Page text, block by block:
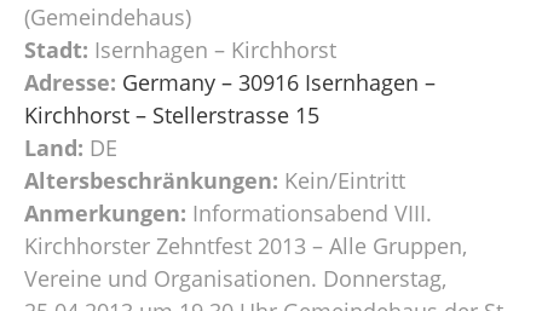
(Gemeindehaus)
Stadt: Isernhagen – Kirchhorst
Adresse: Germany – 30916 Isernhagen –
Kirchhorst – Stellerstrasse 15
Land: DE
Altersbeschränkungen: Kein/Eintritt
Anmerkungen: Informationsabend VIII.
Kirchhorster Zehntfest 2013 – Alle Gruppen,
Vereine und Organisationen. Donnerstag,